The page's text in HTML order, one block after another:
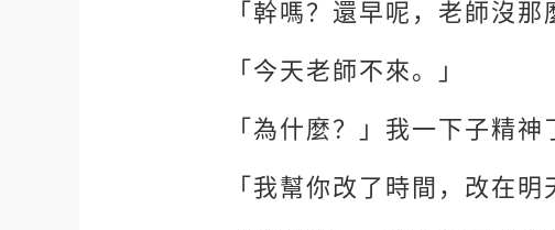
「幹嗎？還早呢，老師沒
「今天老師不來。」
「為什麼？」我一下子精神
「我幫你改了時間，改在